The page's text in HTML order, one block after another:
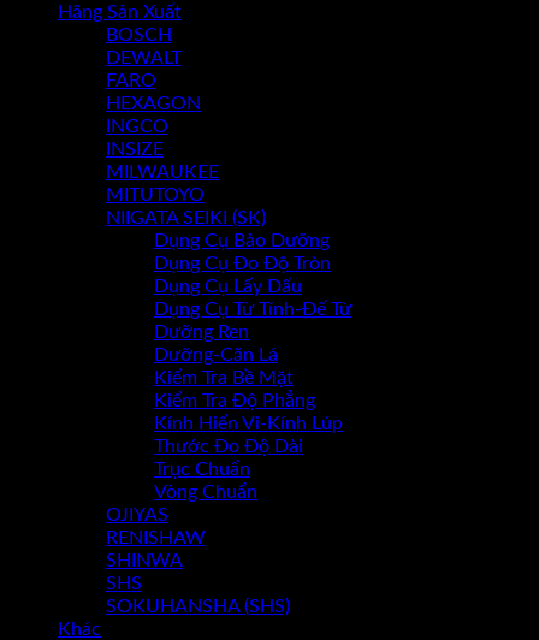
Chưa có sản phẩm trong giỏ hàng.
Hãng Sản Xuất
BOSCH
DEWALT
FARO
HEXAGON
INGCO
INSIZE
MILWAUKEE
MITUTOYO
NIIGATA SEIKI (SK)
Dụng Cụ Bảo Dưỡng
Dụng Cụ Đo Độ Tròn
Dụng Cụ Lấy Dấu
Dụng Cụ Từ Tính-Đế Từ
Dưỡng Ren
Dưỡng-Căn Lá
Kiểm Tra Bề Mặt
Kiểm Tra Độ Phẳng
Kính Hiển Vi-Kính Lúp
Thước Đo Độ Dài
Trục Chuẩn
Vòng Chuẩn
OJIYAS
RENISHAW
SHINWA
SHS
SOKUHANSHA (SHS)
Khác